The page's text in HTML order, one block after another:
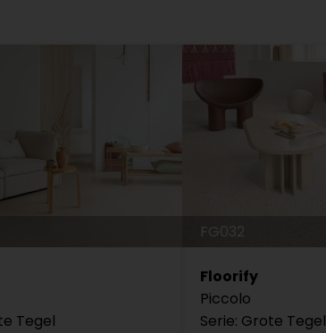
Tegel
FG032
Floorify
Piccolo
Serie: Grote Tegel